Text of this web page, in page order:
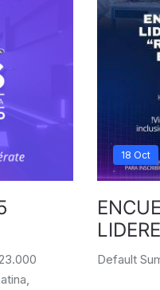
18 Oct
Default